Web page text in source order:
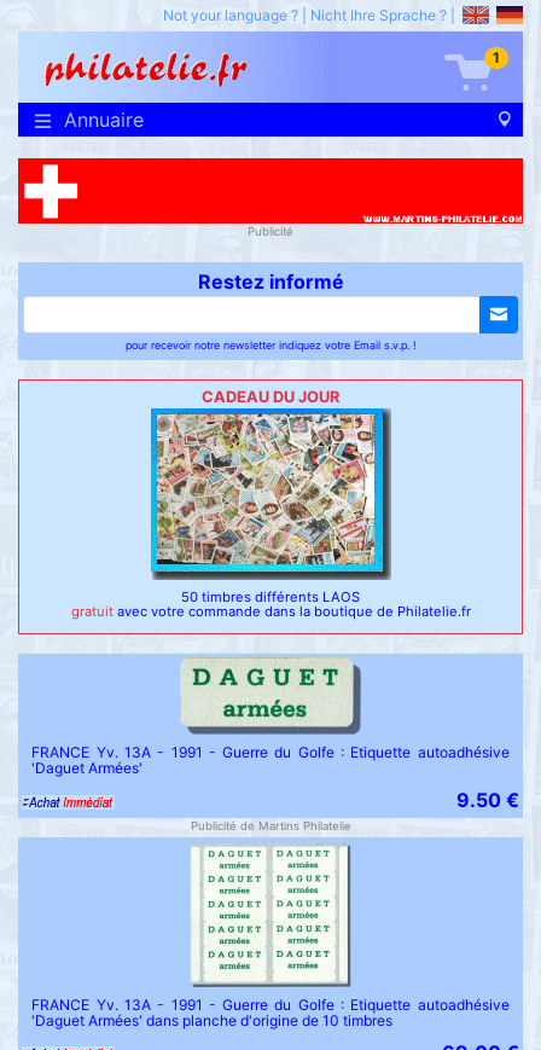
Not your language ? Nicht Ihre Sprache ?
1
Annuaire
Publicité
Restez informé
pour recevoir notre newsletter indiquez votre Email s.v.p. !
CADEAU DU JOUR
50 timbres différents LAOS
gratuit avec votre commande dans la boutique de Philatelie.fr
FRANCE Yv. 13A - 1991 - Guerre du Golfe : Etiquette autoadhésive
'Daguet Armées'
9.50 €
Publicité de Martins Philatelie
FRANCE Yv. 13A - 1991 - Guerre du Golfe : Etiquette autoadhésive
'Daguet Armées' dans planche d'origine de 10 timbres